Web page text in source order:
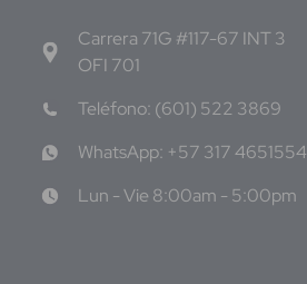
Carrera 71G #117-67 INT 3
OFI 701
Teléfono: (601) 522 3869
WhatsApp: +57 317 4651554
Lun - Vie 8:00am - 5:00pm